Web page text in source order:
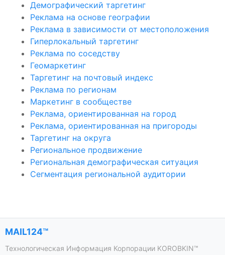
Демографический таргетинг
Реклама на основе географии
Реклама в зависимости от местоположения
Гиперлокальный таргетинг
Реклама по соседству
Геомаркетинг
Таргетинг на почтовый индекс
Реклама по регионам
Маркетинг в сообществе
Реклама, ориентированная на город
Реклама, ориентированная на пригороды
Таргетинг на округа
Региональное продвижение
Региональная демографическая ситуация
Сегментация региональной аудитории
MAIL124™
Технологическая Информация Корпорации KOROBKIN™